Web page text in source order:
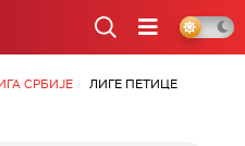
СРБИЈЕ
ЛИГЕ ПЕТИЦЕ